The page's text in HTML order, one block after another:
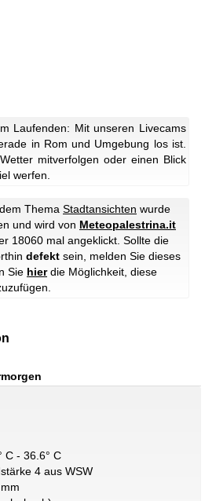
Laufenden: Mit unseren Livecams
in Rom und Umgebung los ist.
mitverfolgen oder einen Blick
werfen.
Thema Stadtansichten wurde
und wird von Meteopalestrina.it
18060 mal angeklickt. Sollte die
defekt sein, melden Sie dieses
Sie hierdie Möglichkeit, diese
C - 36.6° C
4 aus WSW